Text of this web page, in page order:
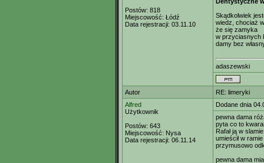
Postów: 818
Miejscowość: Łódź
Data rejestracji: 03.11.10
Skądkolwiek
wiedz, chociaż
że się zamyka
w przyciasnych
damy bez
adaszewski
Autor
RE: limeryki
Alfred
Użytkownik
Postów: 643
Miejscowość: Nysa
Data rejestracji: 06.11.14
Dodane dnia
pewna dama
pyta co to
Rafał ją w slamie
umieścił w ramie
przymusowo
pewna dama